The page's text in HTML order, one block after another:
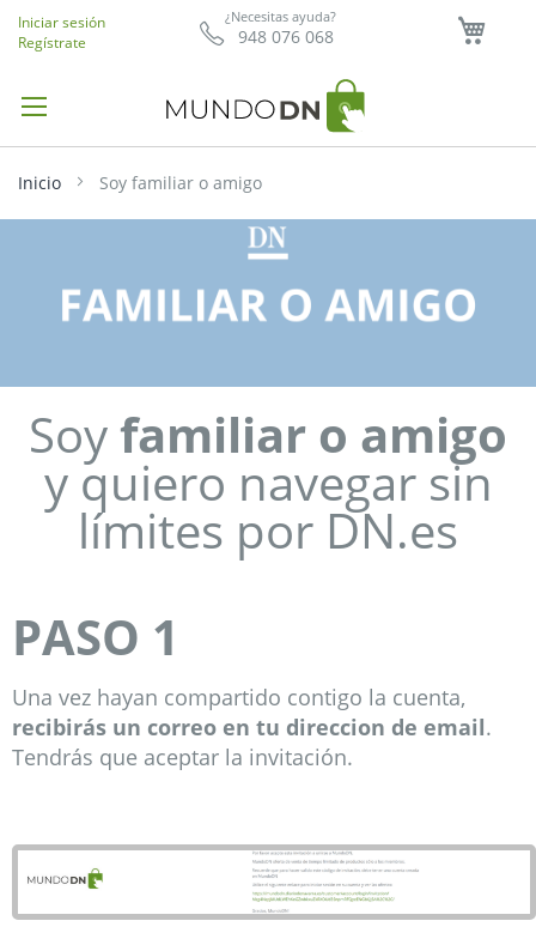
¿Necesitas ayuda?
948 076 068
Iniciar sesión
Regístrate
Inicio Soy familiar o amigo
Soyfamiliar o amigo
y quiero navegar sin
límites por DN.es
PASO 1
Una vez hayan compartido contigo la cuenta,
recibirás un correo en tu direccion de email.
Tendrás que aceptar la invitación.